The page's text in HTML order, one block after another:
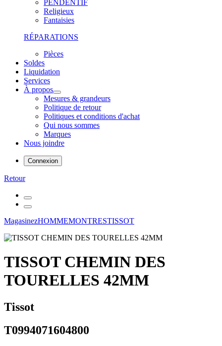
PENDENTIF
Religieux
Fantaisies
RÉPARATIONS
Pièces
Soldes
Liquidation
Services
À propos
Mesures & grandeurs
Politique de retour
Politiques et conditions d'achat
Qui nous sommes
Marques
Nous joindre
Connexion
Retour
MagasinezHOMMEMONTRESTISSOT
TISSOT CHEMIN DES
TOURELLES 42MM
Tissot
T0994071604800